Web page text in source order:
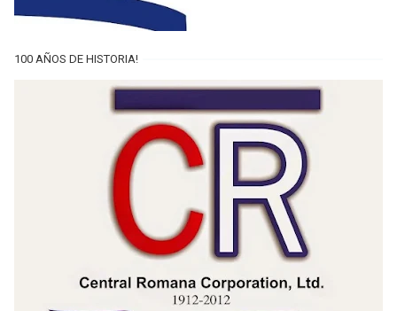
100 AÑOS DE HISTORIA!